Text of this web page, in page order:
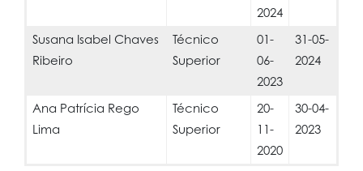
2024
Susana Isabel Chaves
Ribeiro
Técnico
Superior
01-
06-
2023
31-05-
2024
Ana Patrícia Rego
Lima
Técnico
Superior
20-
11-
2020
30-04-
2023